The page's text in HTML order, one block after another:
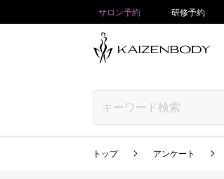
サロン予約 研修予約
トップ アンケート